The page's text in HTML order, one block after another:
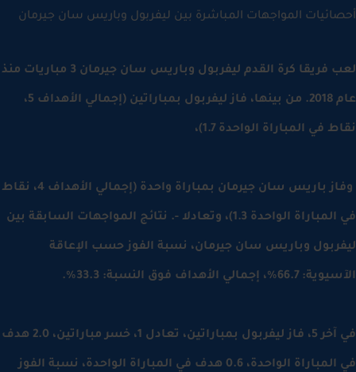
المواجهات المباشرة بين ليفربول وباريس سان جيرمان
لعب فريقا كرة القدم ليفربول وباريس سان جيرمان 3 مباريات منذ
عام 2018. من بينها، فاز ليفربول بمباراتين (إجمالي الأهداف 5،
في المباراة الواحدة 1.7)،
وفاز باريس سان جيرمان بمباراة واحدة (إجمالي الأهداف 4، نقاط
في المباراة الواحدة 1.3)، وتعادلا -. نتائج المواجهات السابقة بين
وباريس سان جيرمان، نسبة الفوز حسب الإعاقة
إجمالي الأهداف فوق النسبة: 33.3%.
في آخر 5، فاز ليفربول بمباراتين، تعادل 1، خسر مباراتين، 2.0 هدف
في المباراة الواحدة، 0.6 هدف في المباراة الواحدة، نسبة الفوز